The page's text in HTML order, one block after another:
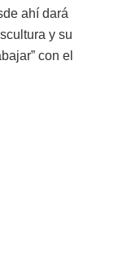
ahí dará
y su
con el